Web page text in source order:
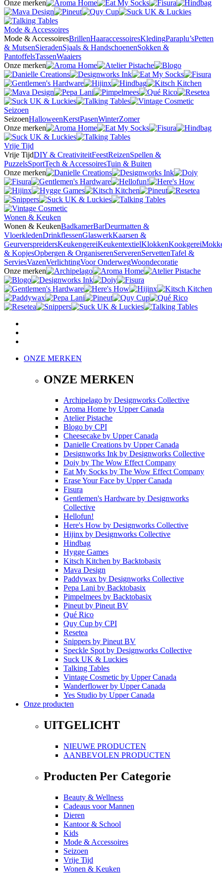
Onze merken
Mode & Accessoires
Mode & AccessoiresBrillenHaaraccessoiresKledingParaplu’sPetten
& MutsenSieradenSjaals & HandschoenenSokken &
PantoffelsTassenWaaiers
Onze merken
Seizoen
SeizoenHalloweenKerstPasenWinterZomer
Onze merken
Vrije Tijd
Vrije TijdDIY & CreativiteitFeestReizenSpellen &
PuzzelsSportTech & AccessoiresTuin & Buiten
Onze merken
Wonen & Keuken
Wonen & KeukenBadkamerBarDeurmatten &
VloerkledenDrinkflessenGlaswerkKaarsen &
GeurverspreidersKeukengereiKeukentextielKlokkenKookgerei
& KopjesOpbergen & OrganiserenServerenServettenTafel &
ServiesVazenVerlichtingVoor OnderwegWoondecoratie
Onze merken
ONZE MERKEN
ONZE MERKEN
Archipelago by Designworks Collective
Aroma Home by Upper Canada
Atelier Pistache
Blogo by CPI
Cheesecake by Upper Canada
Danielle Creations by Upper Canada
Designworks Ink by Designworks Collective
Doiy by The Wow Effect Company
Eat My Socks by The Wow Effect Company
Erase Your Face by Upper Canada
Fisura
Gentlemen's Hardware by Designworks
Collective
Hellofun!
Here's How by Designworks Collective
Hijinx by Designworks Collective
Hindbag
Hygge Games
Kitsch Kitchen by Backtobasix
Mava Design
Paddywax by Designworks Collective
Pepa Lani by Backtobasix
Pimpelmees by Backtobasix
Pineutby Pineut BV
Qué Rico
Quy Cup by CPI
Resetea
Snippers by Pineut BV
Speckle Spotby Designworks Collective
Suck UK & Luckies
Talking Tables
Vintage Cosmetic by Upper Canada
Wanderflowerby Upper Canada
Yes Studio by Upper Canada
Onze producten
UITGELICHT
NIEUWE PRODUCTEN
AANBEVOLEN PRODUCTEN
Producten Per Categorie
Beauty & Wellness
Cadeaus voor Mannen
Dieren
Kantoor & School
Kids
Mode & Accessoires
Seizoen
Vrije Tijd
Wonen & Keuken